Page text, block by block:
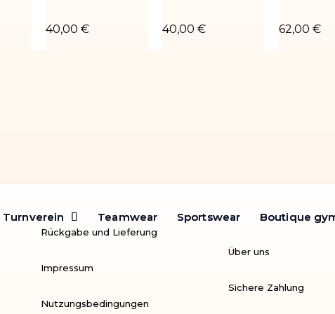
40,00 € 40,00 € 62,00 €
Turnverein Teamwear Sportswear Boutique
Turnverein Teamwear Sportswear Boutique
Rückgabe und Lieferung
Impressum
Nutzungsbedingungen
Über uns
Sichere Zahlung